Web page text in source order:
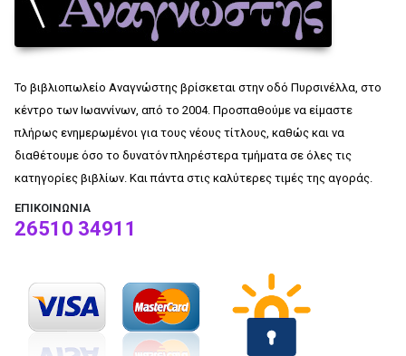
Το βιβλιοπωλείο Αναγνώστης βρίσκεται στην οδό Πυρσινέλλα, στο
κέντρο των Ιωαννίνων, από το 2004. Προσπαθούμε να είμαστε
πλήρως ενημερωμένοι για τους νέους τίτλους, καθώς και να
διαθέτουμε όσο το δυνατόν πληρέστερα τμήματα σε όλες τις
κατηγορίες βιβλίων. Και πάντα στις καλύτερες τιμές της αγοράς.
ΕΠΙΚΟΙΝΩΝΊΑ
26510 34911